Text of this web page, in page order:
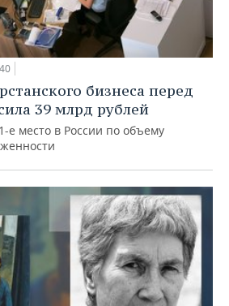
бизнеса перед
39 млрд рублей
е место в России по объему